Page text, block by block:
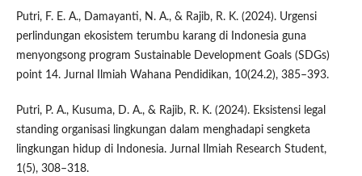
Putri, F. E. A., Damayanti, N. A., & Rajib, R. K. (2024). Urgensi
perlindungan ekosistem terumbu karang di Indonesia guna
menyongsong program Sustainable Development Goals (SDGs)
point 14. Jurnal Ilmiah Wahana Pendidikan, 10(24.2), 385–393.
Putri, P. A., Kusuma, D. A., & Rajib, R. K. (2024). Eksistensi legal
standing organisasi lingkungan dalam menghadapi sengketa
lingkungan hidup di Indonesia. Jurnal Ilmiah Research Student,
1(5), 308–318.